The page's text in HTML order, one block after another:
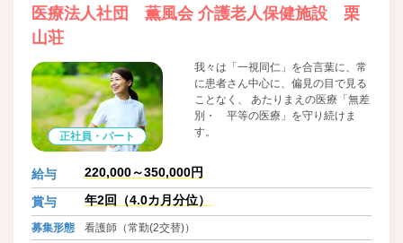
医療法人社団 薫風会 介護老人保健施設 栗
山荘
正社員・パート
我々は「一視同仁」を合言葉に、常
に患者さん中心に、偏見の目で見る
ことなく、 あたりまえの医療「無差
別・ 平等の医療」を守り続けま
す。
給与 220,000～350,000円
賞与 年2回（4.0カ月分位）
募集形態
看護師（常勤(2交替)）